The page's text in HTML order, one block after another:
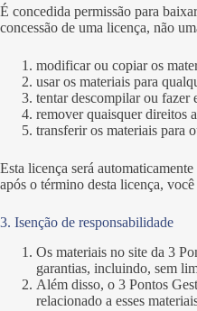
o
n
ú
d
o
É concedida permissão para
concessão de uma licença, não
modificar ou copiar os
usar os materiais para
tentar descompilar ou fazer
remover quaisquer direitos
transferir os materiais para
Esta licença será
após o término desta licença,
3. Isenção de responsabilidade
Os materiais no site da 3
garantias, incluindo, sem
Além disso, o 3 Pontos
relacionado a esses